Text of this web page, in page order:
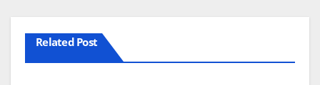
Related Post